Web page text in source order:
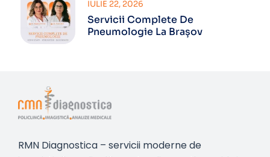
Servicii Complete De
Pneumologie La Brașov
IULIE 22, 2026
RMN Diagnostica – servicii moderne de